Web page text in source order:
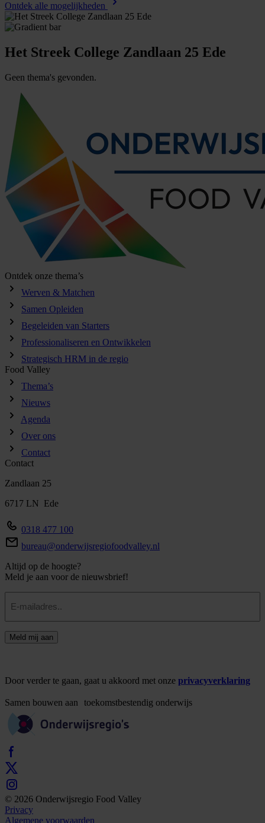
Ontdek alle mogelijkheden
Het Streek College Zandlaan 25 Ede
Geen thema's gevonden.
Ontdek onze thema’s
Werven & Matchen
Samen Opleiden
Begeleiden van Starters
Professionaliseren en Ontwikkelen
Strategisch HRM in de regio
Food Valley
Thema’s
Nieuws
Agenda
Over ons
Contact
Contact
Zandlaan 25
6717 LN Ede
0318 477 100
bureau@onderwijsregiofoodvalley.nl
Altijd op de hoogte?
Meld je aan voor de nieuwsbrief!
mailadres
Meld mij aan
Door verder te gaan, gaat u akkoord met onze privacyverklaring
Samen bouwen aan toekomstbestendig onderwijs
© 2026 Onderwijsregio Food Valley
Privacy
Algemene voorwaarden